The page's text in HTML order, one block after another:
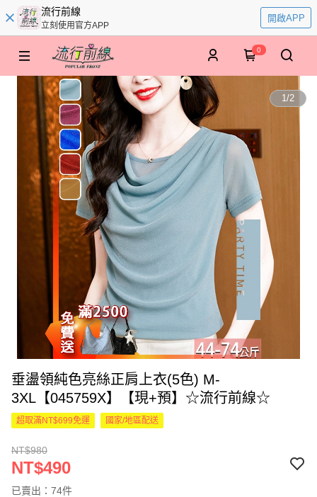
流行前線
立刻使用官方APP
開啟APP
0
1/2
垂盪領純色亮絲正肩上衣(5色) M-
3XL【045759X】【現+預】☆流行前線☆
超取滿NT$699免運 國家/地區配送
NT$980
NT$490
已賣出：74件